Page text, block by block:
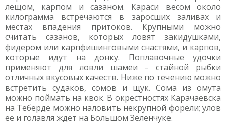
лещом, карпом и сазаном. Караси весом около
килограмма встречаются в заросших заливах и
местах впадения притоков. Крупными можно
считать сазанов, которых ловят закидушками,
фидером или карпфишинговыми снастями, и карпов,
которые идут на донку. Поплавочные удочки
применяют для ловли шамеи – стайной рыбки
отличных вкусовых качеств. Ниже по течению можно
встретить судаков, сомов и щук. Сома из омута
можно поймать на квок. В окрестностях Карачаевска
на Теберде можно наловить некрупной форели; улов
ее и голавля ждет на Большом Зеленчуке.